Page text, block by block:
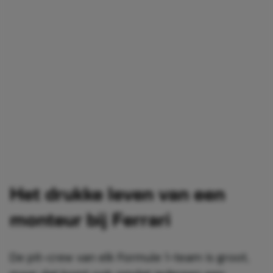
Het drukke leven van een
monteur bij Ferrari
De pit-crew van elk Formule 1-team is groot,